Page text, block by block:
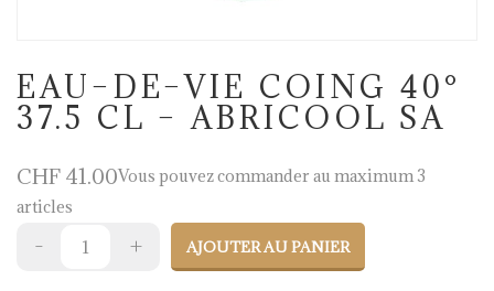
EAU–DE–VIE COING 40°
37.5 CL – ABRICOOL SA
CHF 41.00Vous pouvez commander au maximum 3
articles
AJOUTER AU PANIER